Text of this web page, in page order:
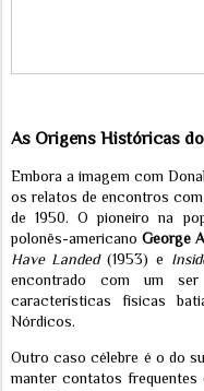
As Origens Históricas
Embora a imagem com
os relatos de encontros
de 1950. O pioneiro na
polonês-americano George
Have Landed(1953) e
encontrado com um ser
características físicas
Nórdicos.
Outro caso célebre é o do
manter contatos